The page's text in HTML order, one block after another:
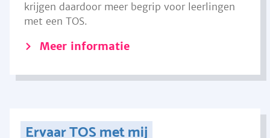
krijgen daardoor meer begrip voor leerlingen
met een TOS.
Meer informatie
Ervaar TOS met mij